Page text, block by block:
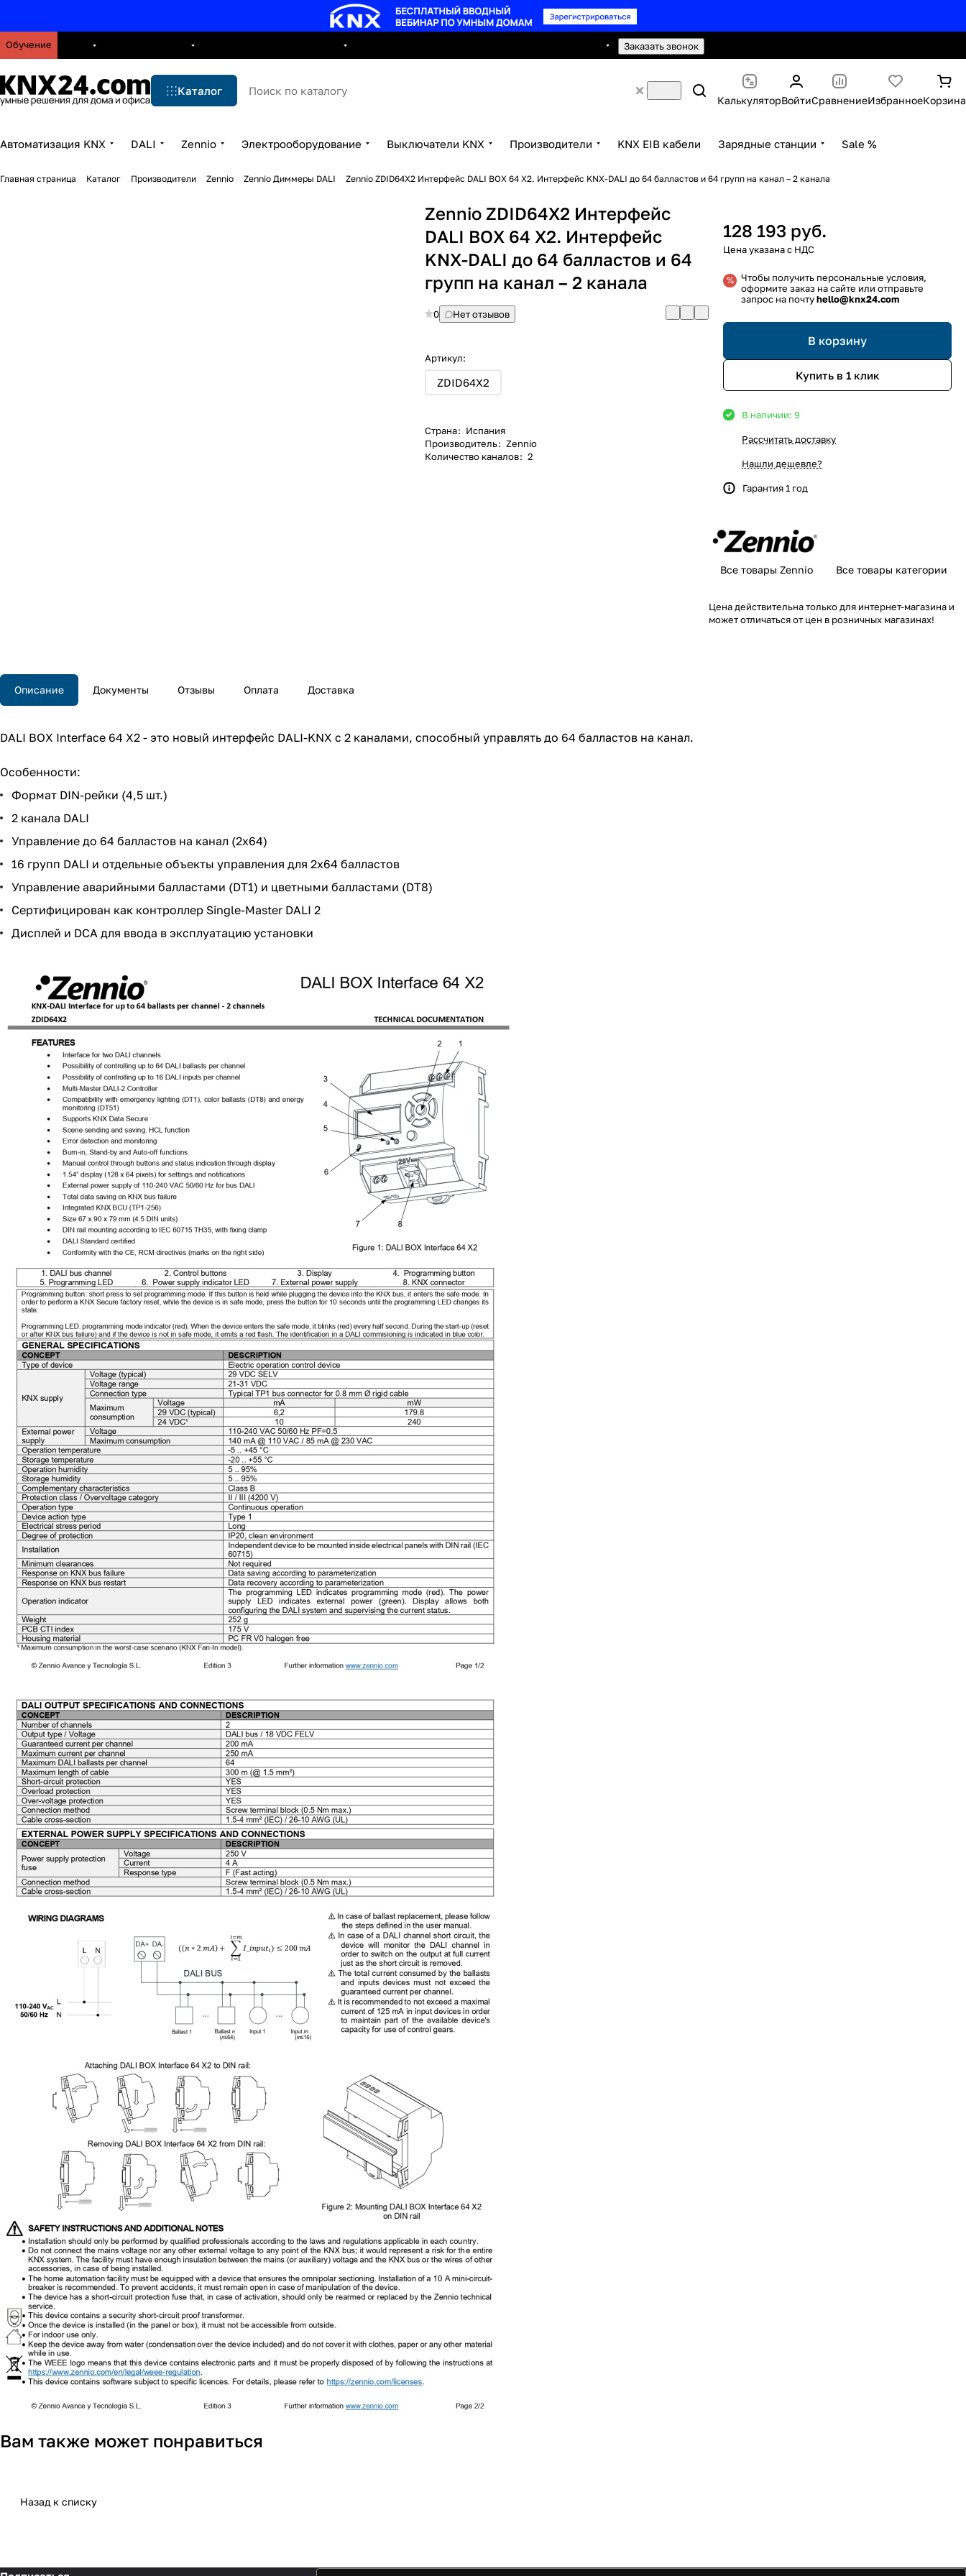
Обучение Заказать звонок
Каталог
КалькуляторВойтиСравнениеИзбранноеКорзина
Автоматизация KNX DALI Zennio Электрооборудование Выключатели KNX Производители KNX EIB кабели Зарядные станции Sale %
Главная страница Каталог Производители Zennio Zennio Диммеры DALI Zennio ZDID64X2 Интерфейс DALI BOX 64 X2. Интерфейс KNX-DALI до 64 балластов и 64 групп на канал – 2 канала
Zennio ZDID64X2 Интерфейс
DALI BOX 64 X2. Интерфейс
KNX-DALI до 64 балластов и 64
групп на канал – 2 канала
0 Нет отзывов
Артикул:
ZDID64X2
Страна: Испания
Производитель: Zennio
Количество каналов: 2
128 193 руб.
Чтобы получить персональные условия,
оформите заказ на сайте или отправьте
запрос на почтуhello@knx24.com
В корзину
Купить в 1 клик
В наличии: 9
Рассчитать доставку
Нашли дешевле?
Гарантия 1 год
Все товары Zennio Все товары категории
Цена действительна только для интернет-магазина и
может отличаться от цен в розничных магазинах!
Описание Документы Отзывы Оплата Доставка
DALI BOX Interface 64 X2 - это новый интерфейс DALI-KNX с 2 каналами, способный управлять до 64 балластов на канал.
Особенности:
Формат DIN-рейки (4,5 шт.)
2 канала DALI
Управление до 64 балластов на канал (2x64)
16 групп DALI и отдельные объекты управления для 2х64 балластов
Управление аварийными балластами (DT1) и цветными балластами (DT8)
Сертифицирован как контроллер Single-Master DALI 2
Дисплей и DCA для ввода в эксплуатацию установки
Вам также может понравиться
Назад к списку